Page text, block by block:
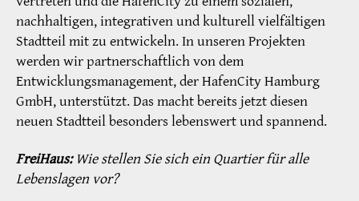
nachhaltigen, integrativen und kulturell vielfältigen
Stadtteil mit zu entwickeln. In unseren Projekten
werden wir partnerschaftlich von dem
Entwicklungsmanagement, der HafenCity Hamburg
GmbH, unterstützt. Das macht bereits jetzt diesen
neuen Stadtteil besonders lebenswert und spannend.
FreiHaus: Wie stellen Sie sich ein Quartier für alle
Lebenslagen vor?